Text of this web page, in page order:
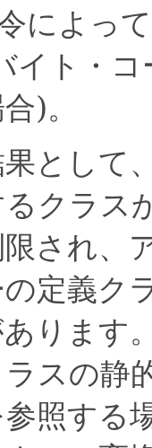
によっ
イト・
)。
果として
クラス
限され、
の定義ク
ります。
ラスの静
照する